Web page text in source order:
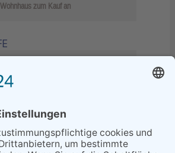
zum Kauf an
Sperrung B455: Kleiner
Grenzverkehr statt weite Wege
Wenn Bahn-Computer nicht
miteinander kommunizieren